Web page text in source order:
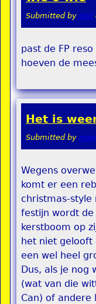
Submitted by stel
past de FP
hoeven de
Het is
Submitted by
Wegens
komt er een
christmas-style
festijn wordt de
kerstboom op
het niet gelooft
een wel heel
Dus, als je nog
(wat van die
Can) of andere